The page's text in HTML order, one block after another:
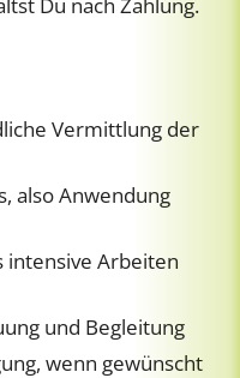
Vermittlung der
also Anwendung
intensive Arbeiten
und Begleitung
wenn gewünscht